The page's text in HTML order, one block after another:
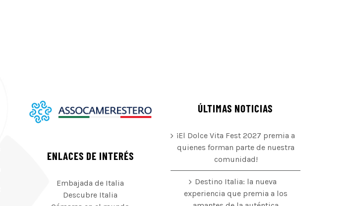
ENLACES DE INTERÉS
Embajada de Italia
Descubre Italia
ÚLTIMAS NOTICIAS
¡El Dolce Vita Fest 2027 premia a
quienes forman parte de nuestra
comunidad!
Destino Italia: la nueva
experiencia que premia a los